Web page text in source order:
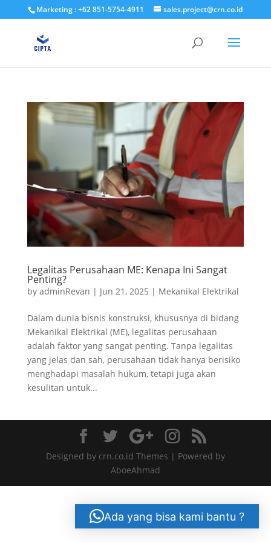
Marketing : +62 851-5754-4911 sales.project@crn.co.id
Legalitas Perusahaan ME: Kenapa Ini Sangat
Penting?
by adminRevan | Jun 21, 2025 | Mekanikal Elektrikal
Dalam dunia bisnis konstruksi, khususnya di bidang
Mekanikal Elektrikal (ME), legalitas perusahaan
adalah faktor yang sangat penting. Tanpa legalitas
yang jelas dan sah, perusahaan tidak hanya berisiko
menghadapi masalah hukum, tetapi juga akan
kesulitan untuk...
Designed by crn.co.id Themes | Powered by
AboeAhmad
Ada yang bisa kami bantu ?